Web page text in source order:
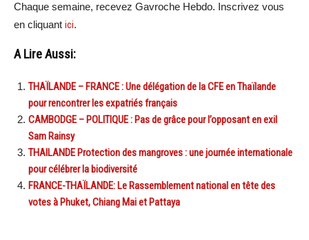
Chaque semaine, recevez Gavroche Hebdo. Inscrivez vous
en cliquant ici.
A Lire Aussi:
THAÏLANDE – FRANCE : Une délégation de la CFE en Thaïlande
pour rencontrer les expatriés français
CAMBODGE – POLITIQUE : Pas de grâce pour l’opposant en exil
Sam Rainsy
THAILANDE Protection des mangroves : une journée internationale
pour célébrer la biodiversité
FRANCE-THAÏLANDE: Le Rassemblement national en tête des
votes à Phuket, Chiang Mai et Pattaya